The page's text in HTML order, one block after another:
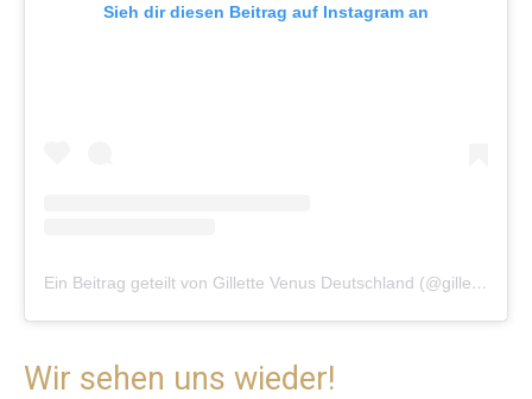
Sieh dir diesen Beitrag auf Instagram an
Ein Beitrag geteilt von Gillette Venus Deutschland (@gillettevenusde)
Wir sehen uns wieder!